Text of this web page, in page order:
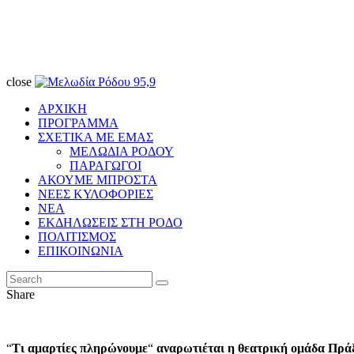
close
ΑΡΧΙΚΗ
ΠΡΟΓΡΑΜΜΑ
ΣΧΕΤΙΚΑ ΜΕ ΕΜΑΣ
ΜΕΛΩΔΙΑ ΡΟΔΟΥ
ΠΑΡΑΓΩΓΟΙ
ΑΚΟΥΜΕ ΜΠΡΟΣΤΑ
ΝΕΕΣ ΚΥΛΟΦΟΡΙΕΣ
ΝΕΑ
ΕΚΔΗΛΩΣΕΙΣ ΣΤΗ ΡΟΔΟ
ΠΟΛΙΤΙΣΜΟΣ
ΕΠΙΚΟΙΝΩΝΙΑ
Share
“Τι αμαρτίες πληρώνουμε“ αναρωτιέται η θεατρική ομάδα